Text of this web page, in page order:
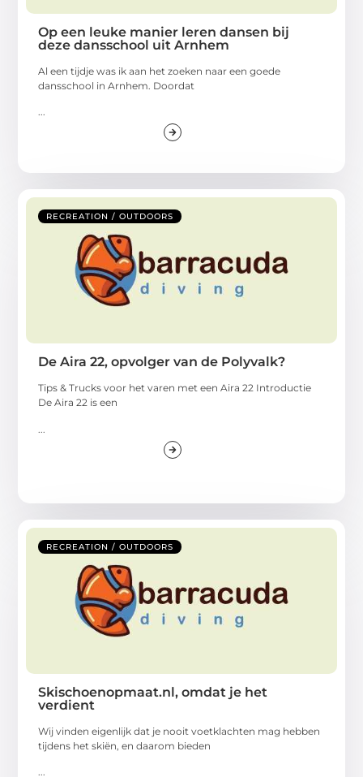
Op een leuke manier leren dansen bij
deze dansschool uit Arnhem
Al een tijdje was ik aan het zoeken naar een goede
dansschool in Arnhem. Doordat
...
RECREATION / OUTDOORS
De Aira 22, opvolger van de Polyvalk?
Tips & Trucks voor het varen met een Aira 22 Introductie
De Aira 22 is een
RECREATION / OUTDOORS
Skischoenopmaat.nl, omdat je het
verdient
Wij vinden eigenlijk dat je nooit voetklachten mag hebben
tijdens het skiën, en daarom bieden